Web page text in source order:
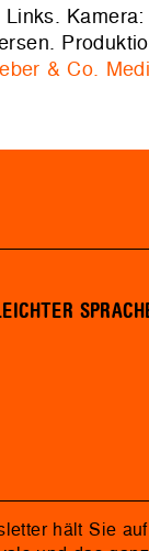
& Co.
hält Sie